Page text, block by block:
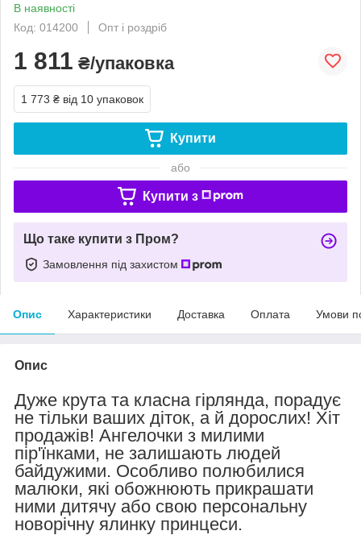
В наявності
Код: 014200
Опт і роздріб
1 811 ₴/упаковка
1 773 ₴ від 10 упаковок
Купити
або
Купити з
Що таке купити з Пром?
Замовлення під захистом
Опис Характеристики Доставка Оплата Умови
Опис
Дуже крута та класна гірлянда, порадує
не тільки ваших діток, а й дорослих! Хіт
продажів! Ангелочки з милими
пір'їнками, не залишають людей
байдужими. Особливо полюбилися
малюки, які обожнюють прикрашати
ними дитячу або свою персональну
новорічну ялинку принцеси.